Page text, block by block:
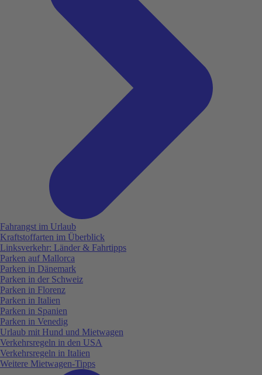
Fahrangst im Urlaub
Kraftstoffarten im Überblick
Linksverkehr: Länder & Fahrtipps
Parken auf Mallorca
Parken in Dänemark
Parken in der Schweiz
Parken in Florenz
Parken in Italien
Parken in Spanien
Parken in Venedig
Urlaub mit Hund und Mietwagen
Verkehrsregeln in den USA
Verkehrsregeln in Italien
Weitere Mietwagen-Tipps